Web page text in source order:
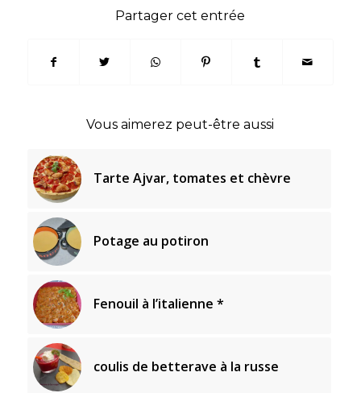
Partager cet entrée
Vous aimerez peut-être aussi
Tarte Ajvar, tomates et chèvre
Potage au potiron
Fenouil à l’italienne *
coulis de betterave à la russe